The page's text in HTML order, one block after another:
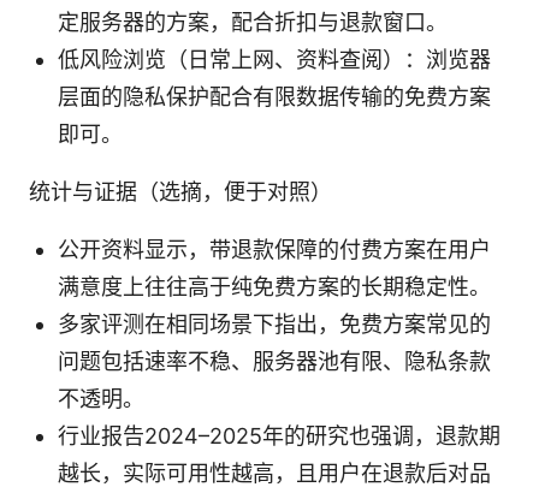
定服务器的方案，配合折扣与退款窗口。
低风险浏览（日常上网、资料查阅）：浏览器
层面的隐私保护配合有限数据传输的免费方案
即可。
统计与证据（选摘，便于对照）
公开资料显示，带退款保障的付费方案在用户
满意度上往往高于纯免费方案的长期稳定性。
多家评测在相同场景下指出，免费方案常见的
问题包括速率不稳、服务器池有限、隐私条款
不透明。
行业报告2024–2025年的研究也强调，退款期
越长，实际可用性越高，且用户在退款后对品